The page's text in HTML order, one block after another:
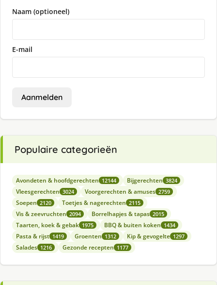
Naam (optioneel)
E-mail
Aanmelden
Populaire categorieën
Avondeten & hoofdgerechten 12144 Bijgerechten 3824
Vleesgerechten 3024 Voorgerechten & amuses 2759
Soepen 2120 Toetjes & nagerechten 2115
Vis & zeevruchten 2094 Borrelhapjes & tapas 2015
Taarten, koek & gebak 1975 BBQ & buiten koken 1434
Pasta & rijst 1419 Groenten 1312 Kip & gevogelte 1297
Salades 1216 Gezonde recepten 1177